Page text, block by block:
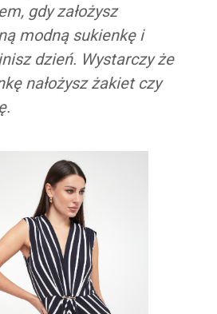
gdy założysz
modną sukienkę i
dzień. Wystarczy że
nałożysz żakiet czy